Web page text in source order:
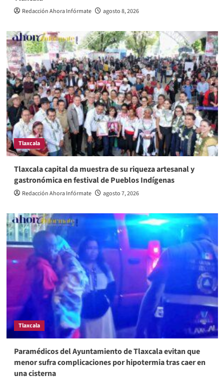
Redacción Ahora Infórmate agosto 8, 2026
Tlaxcala
Tlaxcala capital da muestra de su riqueza artesanal y
gastronómica en festival de Pueblos Indígenas
Redacción Ahora Infórmate agosto 7, 2026
Tlaxcala
Paramédicos del Ayuntamiento de Tlaxcala evitan que
menor sufra complicaciones por hipotermia tras caer en
una cisterna